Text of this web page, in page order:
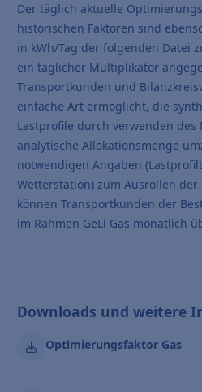
Der täglich aktuelle
historischen Faktoren sind
in kWh/Tag der folgenden Datei
ein täglicher Multiplikator
Transportkunden und
einfache Art ermöglicht, die
Lastprofile durch verwenden
analytische Allokationsmenge
notwendigen Angaben
Wetterstation) zum Ausrollen der
können Transportkunden der
im Rahmen GeLi Gas monatlich
Downloads und weitere
Optimierungsfaktor Gas